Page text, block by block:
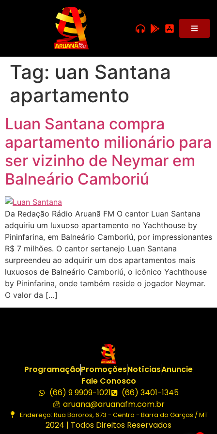
Tag: uan Santana
apartamento
Luan Santana compra
apartamento milionário para
ser vizinho de Neymar em
Balneário Camboriú
Da Redação Rádio Aruanã FM O cantor Luan Santana
adquiriu um luxuoso apartamento no Yachthouse by
Pininfarina, em Balneário Camboriú, por impressionantes
R$ 7 milhões. O cantor sertanejo Luan Santana
surpreendeu ao adquirir um dos apartamentos mais
luxuosos de Balneário Camboriú, o icônico Yachthouse
by Pininfarina, onde também reside o jogador Neymar.
O valor da […]
ProgramaçãoPromoçõesNotíciasAnuncie
Fale Conosco
(66) 9 9909-1021
(66) 3401-1345
aruana@aruanafm.com.br
Endereço: Rua Bororos, 673 - Centro - Barra do Garças / MT
2024 | Todos Direitos Reservados